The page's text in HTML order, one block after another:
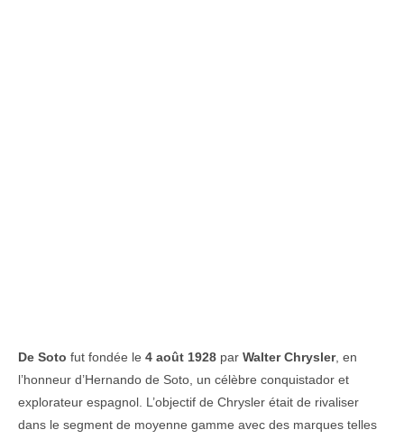
De Soto fut fondée le 4 août 1928 par Walter Chrysler, en
l’honneur d’Hernando de Soto, un célèbre conquistador et
explorateur espagnol. L’objectif de Chrysler était de rivaliser
dans le segment de moyenne gamme avec des marques telles